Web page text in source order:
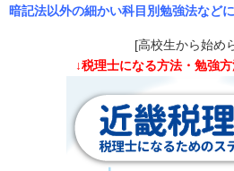
暗記法以外の細かい科目別勉強法など
[高校生から始め
↓税理士になる方法・勉強